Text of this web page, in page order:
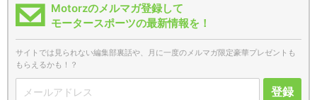
Motorzのメルマガ登録して
モータースポーツの最新情報を！
サイトでは見られない編集部裏話や、月に一度のメルマガ限定豪華プレゼントも
もらえるかも！？
登録